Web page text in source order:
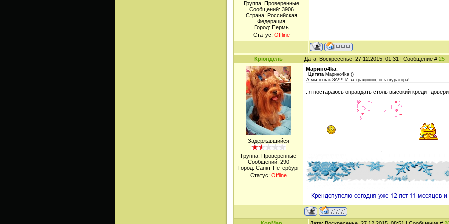
Группа: Проверенные
Сообщений: 3906
Страна: Российская
Федерация
Город: Пермь
Статус: Offline
Крюндель Дата: Воскресенье, 27.12.2015, 01:31 | Сообщение # 25
Задержавшийся
Группа: Проверенные
Сообщений: 290
Город: Санкт-Петербург
Статус: Offline
Марино4kа
Цитата Марино4kа ()
А мы-то как ЗА!!!! И за традицию, и за куратора!
..я постараюсь оправдать столь высокий кредит